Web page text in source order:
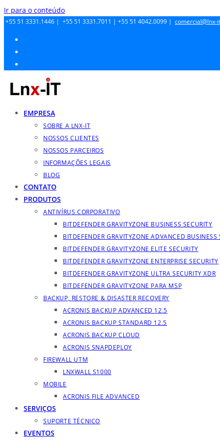
Ir para o conteúdo
+55 51 3331.1446 | +55 51 3331.7011 | +55 51 4042.0099 | comercial@lnx-
EMPRESA
SOBRE A LNX-IT
NOSSOS CLIENTES
NOSSOS PARCEIROS
INFORMAÇÕES LEGAIS
BLOG
CONTATO
PRODUTOS
ANTIVÍRUS CORPORATIVO
BITDEFENDER GRAVITYZONE BUSINESS SECURITY
BITDEFENDER GRAVITYZONE ADVANCED BUSINESS
BITDEFENDER GRAVITYZONE ELITE SECURITY
BITDEFENDER GRAVITYZONE ENTERPRISE SECURITY
BITDEFENDER GRAVITYZONE ULTRA SECURITY XDR
BITDEFENDER GRAVITYZONE PARA MSP
BACKUP, RESTORE & DISASTER RECOVERY
ACRONIS BACKUP ADVANCED 12.5
ACRONIS BACKUP STANDARD 12.5
ACRONIS BACKUP CLOUD
ACRONIS SNAPDEPLOY
FIREWALL UTM
LNXWALL S1000
MOBILE
ACRONIS FILE ADVANCED
SERVIÇOS
SUPORTE TÉCNICO
EVENTOS